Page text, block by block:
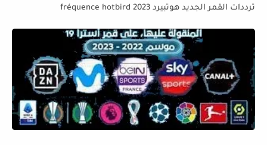
ترددات القمر الجديد هوتبيرد fréquence hotbird 2023